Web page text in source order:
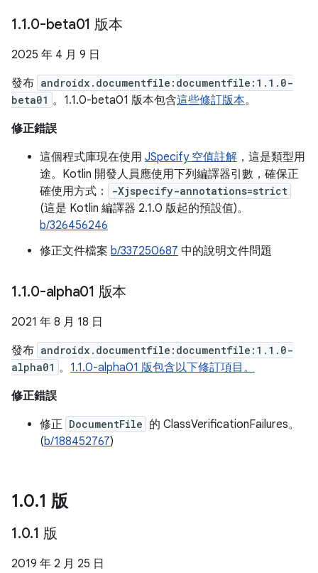
1.1.0-beta01 版本
2025 年 4 月 9 日
發布 androidx.documentfile:documentfile:1.1.0-
beta01 。1.1.0-beta01 版本包含這些修訂版本。
修正錯誤
這個程式庫現在使用 JSpecify 空值註解 ，這是類型用
途。Kotlin 開發人員應使用下列編譯器引數，確保正
確使用方式：
-Xjspecify-annotations=strict
(這是 Kotlin 編譯器 2.1.0 版起的預設值)。
b/326456246
修正文件檔案 b/337250687 中的說明文件問題
1.1.0-alpha01 版本
2021 年 8 月 18 日
發布 androidx.documentfile:documentfile:1.1.0-
alpha01 。 1.1.0-alpha01 版包含以下修訂項目。
修正錯誤
修正 DocumentFile 的 ClassVerificationFailures。
(b/188452767)
1.0.1 版
1.0.1 版
2019 年 2 月 25 日